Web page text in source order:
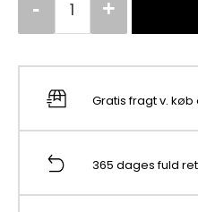
Gratis fragt v. køb
365 dages fuld